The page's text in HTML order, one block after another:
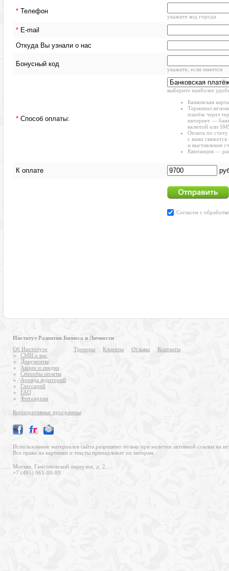
Институт Развития Бизнеса и Личности
Об Институте
СМИ о нас
Документы
Акции и скидки
Способы оплаты
Аренда аудиторий
Глоссарий
FAQ
Фотоархив
Тренеры Клиенты Отзывы Контакты
Корпоративные программы
Использование материалов сайта разрешено только при наличии активной ссылки на
Все права на картинки и тексты принадлежат их авторам.
Москва, Гамсоновский переулок, д. 2.
+7 (495) 961-00-89.